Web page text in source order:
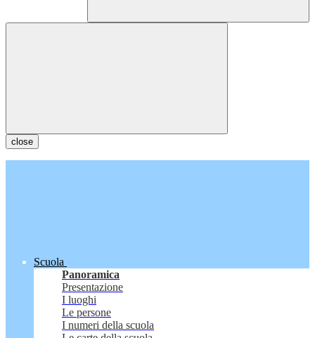
close
Scuola
Panoramica
Presentazione
I luoghi
Le persone
I numeri della scuola